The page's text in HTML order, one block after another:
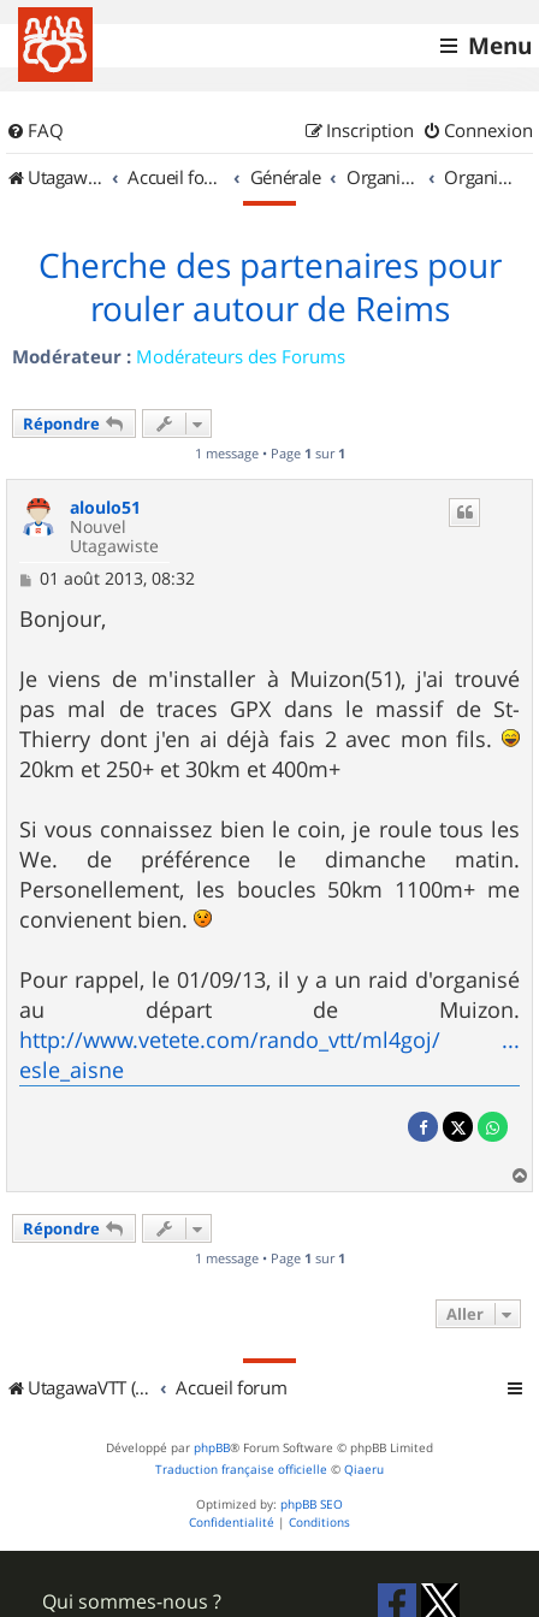
Menu
FAQ Connexion
Inscription
UtagawaVTT (Randos VTT et VTTAE avec traces GPS)
Accueil forum Générale Organisation de sorties & Recherche de partenaires Organisation de sorties en région Champagne Ardenne
Cherche des partenaires pour
rouler autour de Reims
Modérateur : Modérateurs des Forums
Répondre
1 message • Page 1 sur 1
aloulo51
Nouvel
Utagawiste
M
s
s
g
e
01 août 2013, 08:32
Bonjour,
Je viens de m'installer à Muizon(51), j'ai trouvé
pas mal de traces GPX dans le massif de St-
Thierry dont j'en ai déjà fais 2 avec mon fils.
20km et 250+ et 30km et 400m+
Si vous connaissez bien le coin, je roule tous les
We. de préférence le dimanche matin.
Personellement, les boucles 50km 1100m+ me
convienent bien.
Pour rappel, le 01/09/13, il y a un raid d'organisé
au départ de Muizon.
http://www.vetete.com/rando_vtt/ml4goj/ ...
esle_aisne
a
Répondre
1 message • Page 1 sur 1
Aller
UtagawaVTT (Randos VTT et VTTAE avec traces GPS) Accueil forum
Développé par phpBB® Forum Software © phpBB Limited
Traduction française officielle © Qiaeru
Optimized by: phpBB SEO
Confidentialité | Conditions
Qui sommes-nous ?